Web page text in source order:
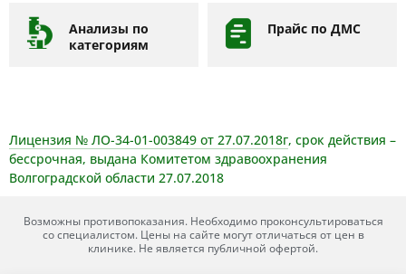
Анализы по
категориям
Прайс по ДМС
Лицензия № ЛО-34-01-003849 от 27.07.2018г, срок действия –
бессрочная, выдана Комитетом здравоохранения
Волгоградской области 27.07.2018
Возможны противопоказания. Необходимо проконсультироваться
со специалистом. Цены на сайте могут отличаться от цен в
клинике. Не является публичной офертой.